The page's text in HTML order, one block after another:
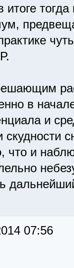
в
и
что и
07:56